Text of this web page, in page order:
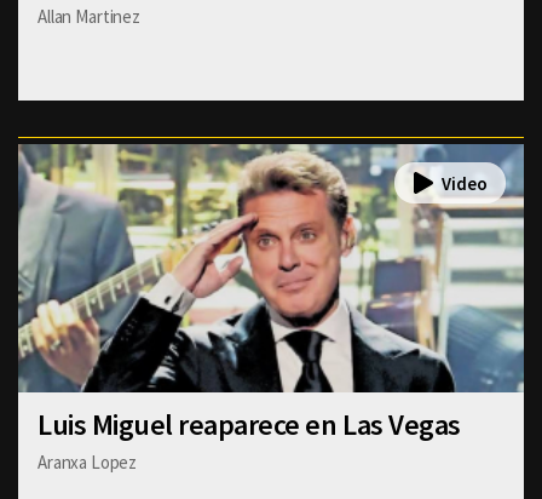
Allan Martinez
Luis Miguel reaparece en Las Vegas
Aranxa Lopez